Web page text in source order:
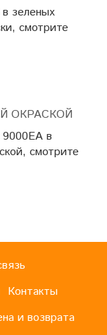
зеленых
смотрите
ОКРАСКОЙ
в
смотрите
Контакты
и возврата